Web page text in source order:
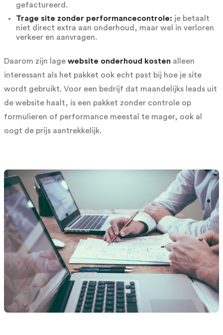
gefactureerd.
Trage site zonder performancecontrole: je betaalt
niet direct extra aan onderhoud, maar wel in verloren
verkeer en aanvragen.
Daarom zijn lage website onderhoud kosten alleen
interessant als het pakket ook echt past bij hoe je site
wordt gebruikt. Voor een bedrijf dat maandelijks leads uit
de website haalt, is een pakket zonder controle op
formulieren of performance meestal te mager, ook al
oogt de prijs aantrekkelijk.